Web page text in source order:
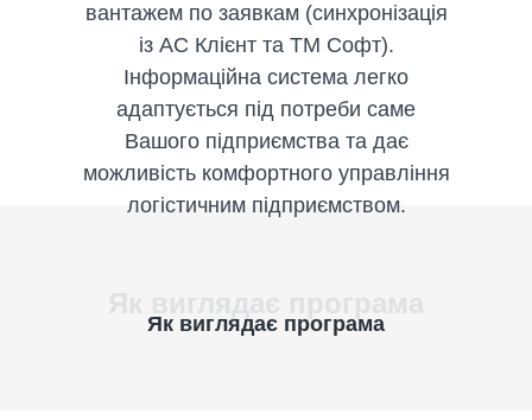
вантажем по заявкам (синхронізація
із АС Клієнт та ТМ Софт).
Інформаційна система легко
адаптується під потреби саме
Вашого підприємства та дає
можливість комфортного управління
логістичним підприємством.
Як виглядає програма